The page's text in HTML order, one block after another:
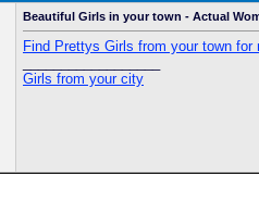
Beautiful Girls in your town - Actual
Find Prettys Girls from your town for
Girls from your city